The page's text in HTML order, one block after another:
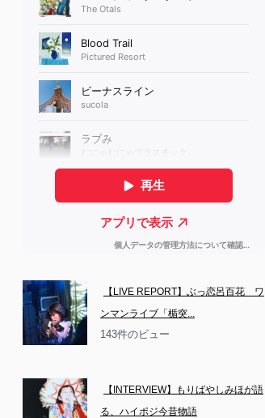
【LIVE REPORT】ぶっ恋呂百花　ワ
ンマンライブ「楯突...
143件のビュー
【INTERVIEW】もりばやしみほが語
る、ハイポジ今昔物語